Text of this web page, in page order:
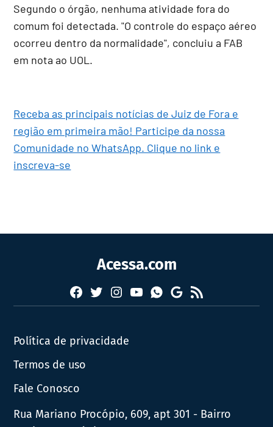
Segundo o órgão, nenhuma atividade fora do
comum foi detectada. "O controle do espaço aéreo
ocorreu dentro da normalidade", concluiu a FAB
em nota ao UOL.
Receba as principais notícias de Juiz de Fora e
região em primeira mão! Participe da nossa
Comunidade no WhatsApp. Clique no link e
inscreva-se
Acessa.com
Facebook
TwitterInstagram
YouTubeWhatsapp
Google
News
RSS
Política de privacidade
Termos de uso
Fale Conosco
Rua Mariano Procópio, 609, apt 301 - Bairro